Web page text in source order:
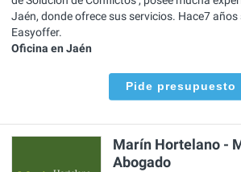
Jaén, donde ofrece sus servicios. Hace7 años
Easyoffer.
Oficina en Jaén
Pide presupuesto
Marín Hortelano -
Abogado